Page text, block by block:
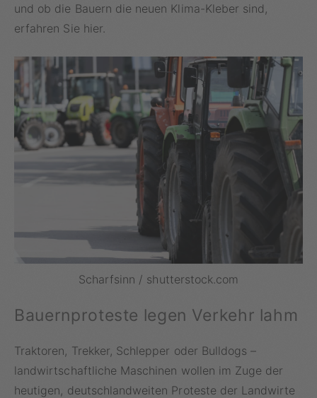
und ob die Bauern die neuen Klima-Kleber sind,
erfahren Sie hier.
Scharfsinn / shutterstock.com
Bauernproteste legen Verkehr lahm
Traktoren, Trekker, Schlepper oder Bulldogs –
landwirtschaftliche Maschinen wollen im Zuge der
heutigen, deutschlandweiten Proteste der Landwirte